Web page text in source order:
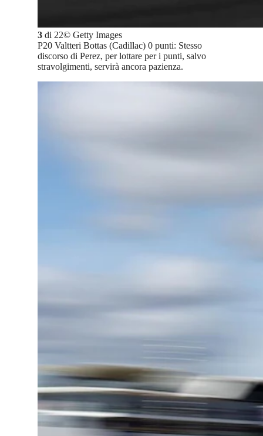
3 di 22© Getty Images
P20 Valtteri Bottas (Cadillac) 0 punti: Stesso
discorso di Perez, per lottare per i punti, salvo
stravolgimenti, servirà ancora pazienza.